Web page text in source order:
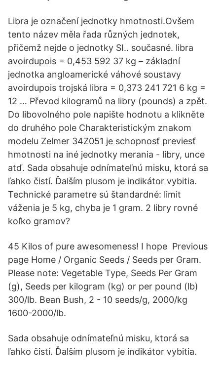
Libra je označení jednotky hmotnosti.Ovšem
tento název měla řada různých jednotek,
přičemž nejde o jednotky SI.. současné. libra
avoirdupois = 0,453 592 37 kg – základní
jednotka angloamerické váhové soustavy
avoirdupois trojská libra = 0,373 241 721 6 kg =
12 … Převod kilogramů na libry (pounds) a zpět.
Do libovolného pole napište hodnotu a klikněte
do druhého pole Charakteristickým znakom
modelu Zelmer 34Z051 je schopnosť previesť
hmotnosti na iné jednotky merania - libry, unce
atď. Sada obsahuje odnímateľnú misku, ktorá sa
ľahko čistí. Ďalším plusom je indikátor vybitia.
Technické parametre sú štandardné: limit
váženia je 5 kg, chyba je 1 gram. 2 libry rovné
koľko gramov?
45 Kilos of pure awesomeness! I hope Previous
page Home / Organic Seeds / Seeds per Gram.
Please note: Vegetable Type, Seeds Per Gram
(g), Seeds per kilogram (kg) or per pound (lb)
300/lb. Bean Bush, 2 - 10 seeds/g, 2000/kg
1600-2000/lb.
Sada obsahuje odnímateľnú misku, ktorá sa
ľahko čistí. Ďalším plusom je indikátor vybitia.